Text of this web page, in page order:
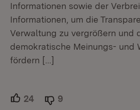
Informationen sowie der
Informationen, um die
Verwaltung zu vergrößern und
demokratische Meinungs- und
fördern […]
24 Unterstützer.
9